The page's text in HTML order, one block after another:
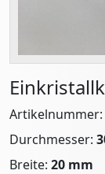
Artikelnummer:
Durchmesser:
Breite: 20 mm